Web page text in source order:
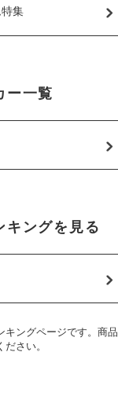
集
ー一覧
キングを見る
キングページです。商品
さい。